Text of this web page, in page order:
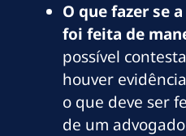
O que fazer se
foi feita de
possível
houver
o que deve ser
de um